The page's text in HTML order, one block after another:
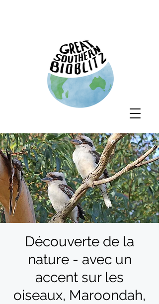
Découverte de la
nature - avec un
accent sur les
oiseaux, Maroondah,